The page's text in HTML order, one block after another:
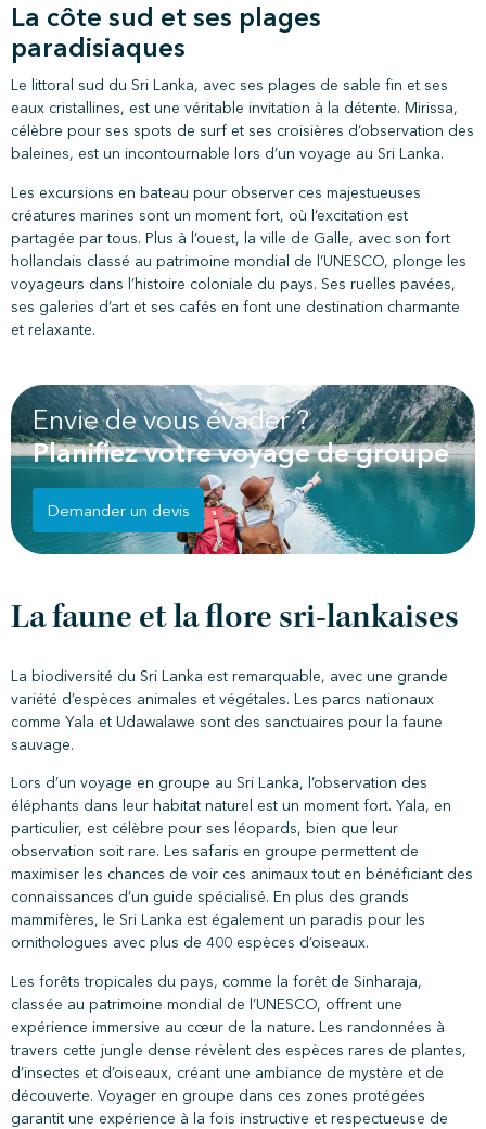
La côte sud et ses plages
paradisiaques
Le littoral sud du Sri Lanka, avec ses plages de sable fin et ses
eaux cristallines, est une véritable invitation à la détente. Mirissa,
célèbre pour ses spots de surf et ses croisières d’observation des
baleines, est un incontournable lors d’un voyage au Sri Lanka.
Les excursions en bateau pour observer ces majestueuses
créatures marines sont un moment fort, où l’excitation est
partagée par tous. Plus à l’ouest, la ville de Galle, avec son fort
hollandais classé au patrimoine mondial de l’UNESCO, plonge les
voyageurs dans l’histoire coloniale du pays. Ses ruelles pavées,
ses galeries d’art et ses cafés en font une destination charmante
et relaxante.
Envie de vous évader ?
Planifiez votre voyage de groupe
Demander un devis
La faune et la flore sri-lankaises
La biodiversité du Sri Lanka est remarquable, avec une grande
variété d’espèces animales et végétales. Les parcs nationaux
comme Yala et Udawalawe sont des sanctuaires pour la faune
sauvage.
Lors d’un voyage en groupe au Sri Lanka, l’observation des
éléphants dans leur habitat naturel est un moment fort. Yala, en
particulier, est célèbre pour ses léopards, bien que leur
observation soit rare. Les safaris en groupe permettent de
maximiser les chances de voir ces animaux tout en bénéficiant des
connaissances d’un guide spécialisé. En plus des grands
mammifères, le Sri Lanka est également un paradis pour les
ornithologues avec plus de 400 espèces d’oiseaux.
Les forêts tropicales du pays, comme la forêt de Sinharaja,
classée au patrimoine mondial de l’UNESCO, offrent une
expérience immersive au cœur de la nature. Les randonnées à
travers cette jungle dense révèlent des espèces rares de plantes,
d’insectes et d’oiseaux, créant une ambiance de mystère et de
découverte. Voyager en groupe dans ces zones protégées
garantit une expérience à la fois instructive et respectueuse de